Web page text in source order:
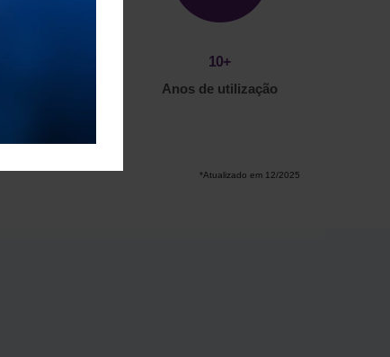
10+
Anos de utilização
*Atualizado em 12/2025